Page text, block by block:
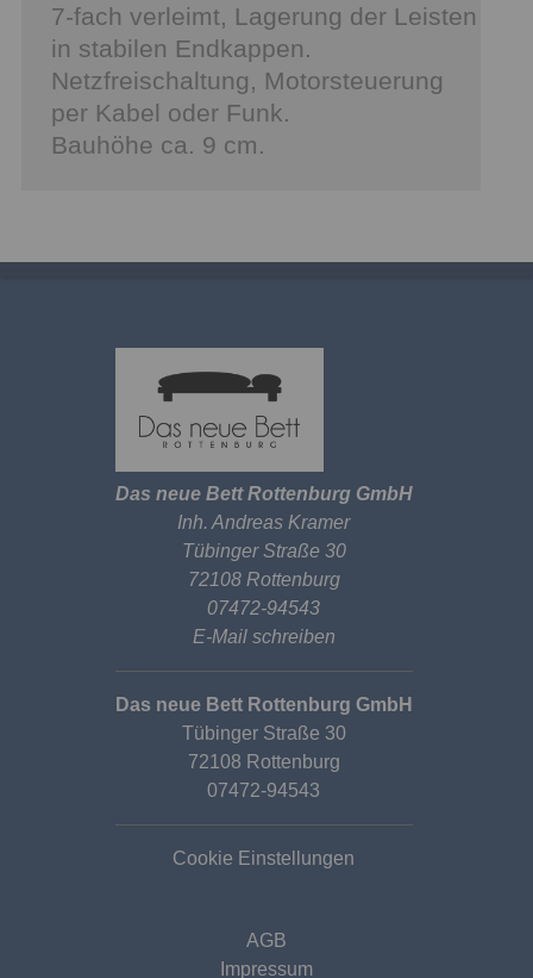
7-fach verleimt, Lagerung der Leisten
in stabilen Endkappen.
Netzfreischaltung, Motorsteuerung
per Kabel oder Funk.
Bauhöhe ca. 9 cm.
Das neue Bett Rottenburg GmbH
Inh. Andreas Kramer
Tübinger Straße 30
72108 Rottenburg
07472-94543
E-Mail schreiben
Das neue Bett Rottenburg GmbH
Tübinger Straße 30
72108 Rottenburg
07472-94543
Cookie Einstellungen
AGB
Impressum